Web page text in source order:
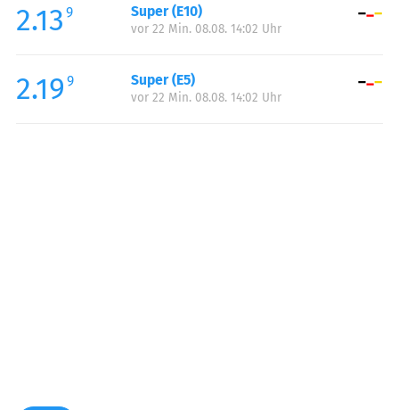
Samstag:
08:00-18:00
2.13 9 Super (E10)
vor 22 Min. 08.08. 14:02 Uhr
2.19 9 Super (E5)
vor 22 Min. 08.08. 14:02 Uhr